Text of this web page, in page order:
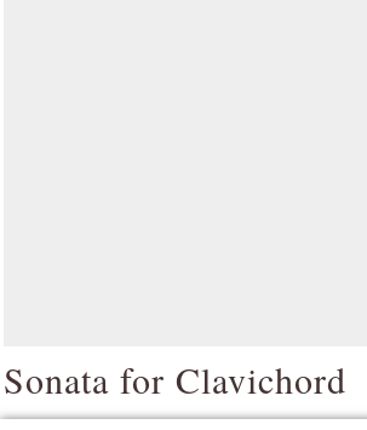
Sonata for Clavichord